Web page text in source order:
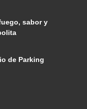
sabor y
de Parking